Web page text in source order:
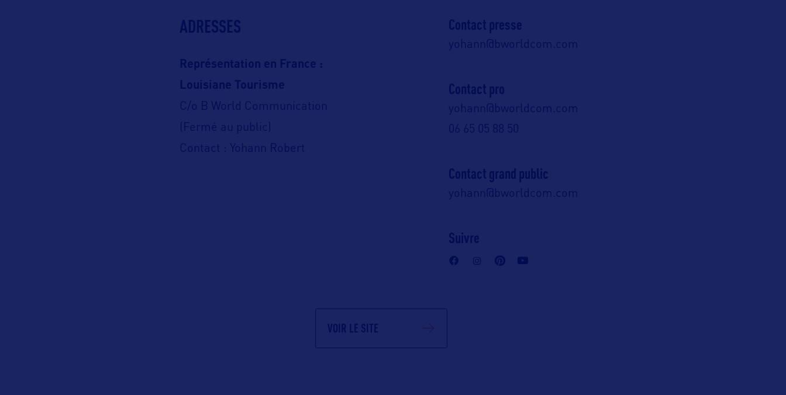
ADRESSES
Représentation en France :
Louisiane Tourisme
C/o B World Communication
(Fermé au public)
Contact : Yohann Robert
Contact presse
yohann@bworldcom.com
Contact pro
yohann@bworldcom.com
06 65 05 88 50
Contact grand public
yohann@bworldcom.com
Suivre
VOIR LE SITE